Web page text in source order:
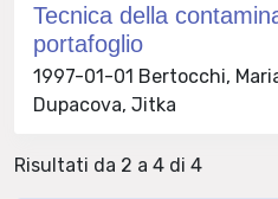
Tecnica della
portafoglio
1997-01-01 Bertocchi,
Dupacova, Jitka
Risultati da 2 a 4 di 4